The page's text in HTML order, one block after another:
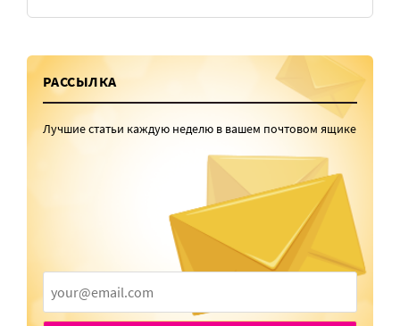
РАССЫЛКА
Лучшие статьи каждую неделю в вашем почтовом ящике